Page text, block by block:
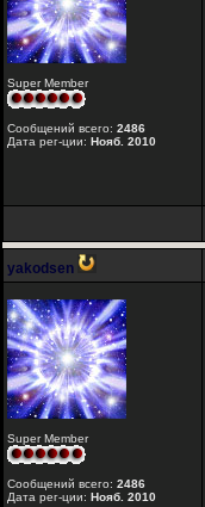
Super Member
Сообщений всего: 2486
Дата рег-ции: Нояб. 2010
yakodsen
Super Member
Сообщений всего: 2486
Дата рег-ции: Нояб. 2010